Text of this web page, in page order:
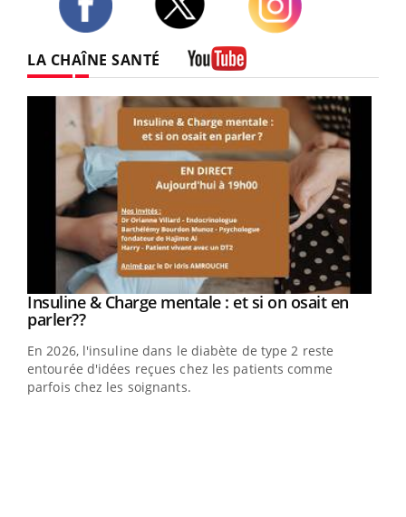
LA CHAÎNE SANTÉ
Youtube
Insuline & Charge mentale : et si on osait en
parler??Youtube
En 2026, l'insuline dans le diabète de type 2 reste
entourée d'idées reçues chez les patients comme
parfois chez les soignants.